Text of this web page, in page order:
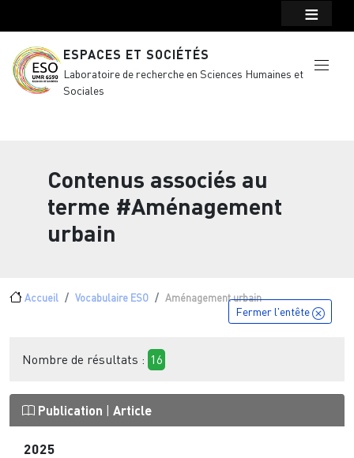
ESPACES ET SOCIÉTÉS
Laboratoire de recherche en Sciences Humaines et
Sociales
Contenus associés au
terme #Aménagement
urbain
Fil d'Ariane
Accueil Vocabulaire ESO Aménagement urbain
Fermer l'entête
Nombre de résultats : 16
Publication Article
2025